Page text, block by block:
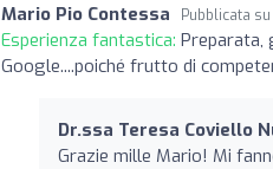
Mario Pio Contessa Pubblicata su
Esperienza fantastica: Preparata,
Google....poiché frutto di
Dr.ssa Teresa Coviello
Grazie mille Mario! Mi